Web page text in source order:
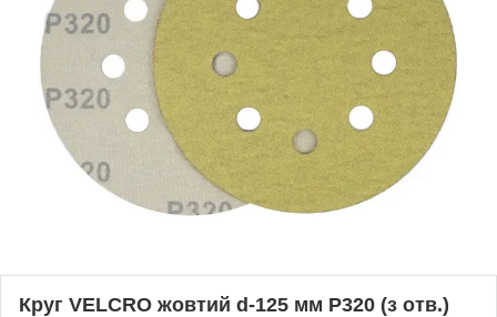
Круг VELCRO жовтий d-125 мм P320 (з отв.)